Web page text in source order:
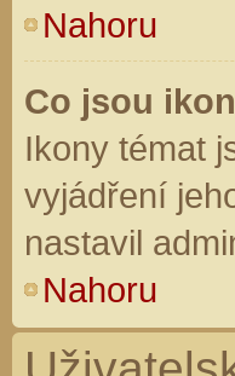
Nahoru
Co jsou
Ikony témat
vyjádření
nastavil
Nahoru